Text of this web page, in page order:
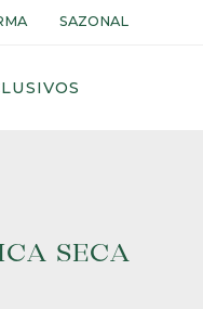
SAZONAL
SECA